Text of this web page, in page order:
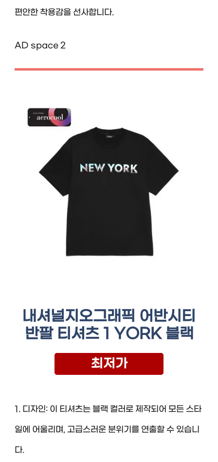
편안한 착용감을 선사합니다.
AD space 2
내셔널지오그래픽 어반시티
반팔 티셔츠 1 YORK 블랙
최저가
1. 디자인: 이 티셔츠는 블랙 컬러로 제작되어 모든 스타
일에 어울리며, 고급스러운 분위기를 연출할 수 있습니
다.